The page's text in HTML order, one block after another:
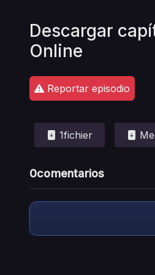
Descargar
Online
Reportar episodio
1fichier
0comentarios